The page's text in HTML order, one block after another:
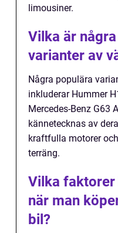
limousiner.
Vilka är
varianter av
Några populära
inkluderar Hummer
Mercedes-Benz G63
kännetecknas av
kraftfulla motorer
terräng.
Vilka faktorer
när man
bil?